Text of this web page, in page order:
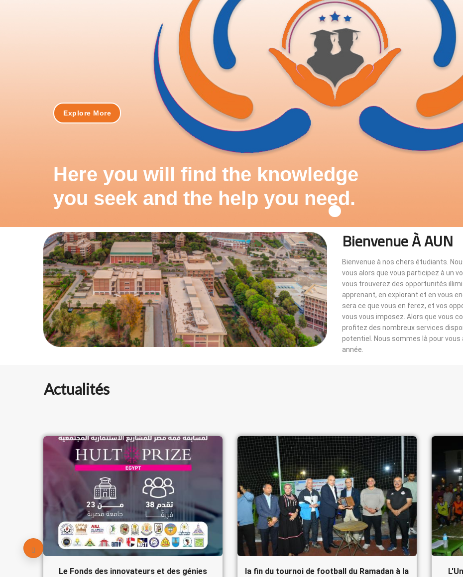
Here you will find the knowledge
you seek and the help you need.
Explore More
Bienvenue À AUN
Bienvenue à nos chers étudiants.
vous alors que vous participez à un
vous trouverez des opportunités
apprenant, en explorant et en vous
sera ce que vous en ferez, et vos
vous vous imposez. Alors que vous
profitez des nombreux services
potentiel. Nous sommes là pour
année.
Actualités
Le Fonds des innovateurs et des génies
la fin du tournoi de football du Ramadan à la